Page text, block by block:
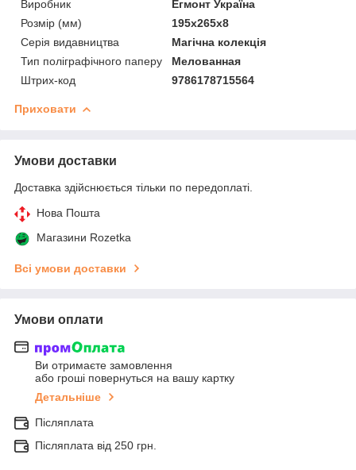
Виробник
Егмонт Україна
Розмір (мм)
195x265x8
Серія видавництва
Магічна колекція
Тип поліграфічного паперу
Мелованная
Штрих-код
9786178715564
Приховати
Умови доставки
Доставка здійснюється тільки по передоплаті.
Нова Пошта
Магазини Rozetka
Всі умови доставки
Умови оплати
Ви отримаєте замовлення
або гроші повернуться на вашу картку
Детальніше
Післяплата
Післяплата від 250 грн.